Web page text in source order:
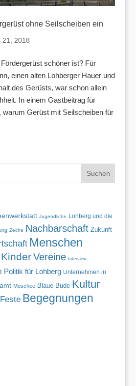
ohne Seilscheiben ein
21, 2018
schöner ist? Für
einen alten Lohberger Hauer und
des Gerüsts, war schon allein
In einem Gastbeitrag für
warum Gerüst mit Seilscheiben für
Jugendliche
Lohberg und die
Zeche Nachbarschaft Zukunft
Menschen
Kinder Vereine Interview
Politik für Lohberg Unternehmen in
Moschee Blaue Bude Kultur
Feste Begegnungen